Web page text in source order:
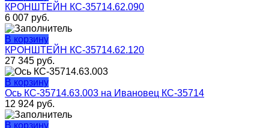
КРОНШТЕЙН КС-35714.62.090
6 007 руб.
В корзину
КРОНШТЕЙН КС-35714.62.120
27 345 руб.
В корзину
Ось КС-35714.63.003 на Ивановец КС-35714
12 924 руб.
В корзину